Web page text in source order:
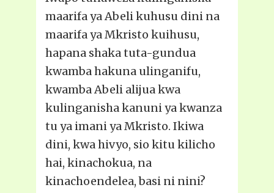
maarifa ya Abeli kuhusu dini na
maarifa ya Mkristo kuihusu,
hapana shaka tuta-gundua
kwamba hakuna ulinganifu,
kwamba Abeli alijua kwa
kulinganisha kanuni ya kwanza
tu ya imani ya Mkristo. Ikiwa
dini, kwa hivyo, sio kitu kilicho
hai, kinachokua, na
kinachoendelea, basi ni nini?